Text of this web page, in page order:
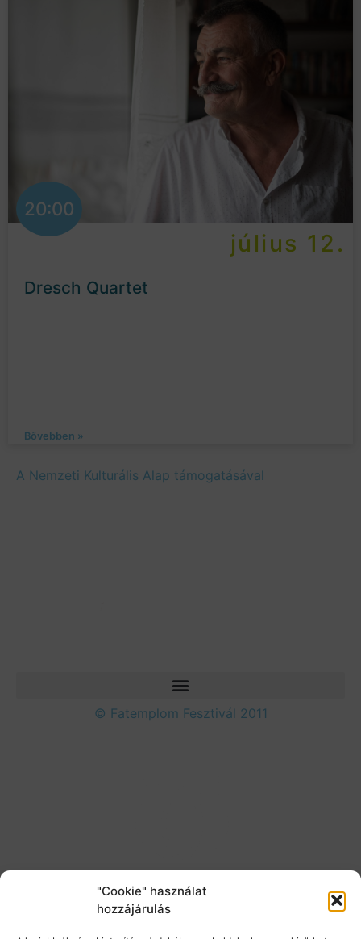
"Cookie" használat
hozzájárulás
20:00
július 12.
Dresch Quartet
Bővebben »
A Nemzeti Kulturális Alap támogatásával
© Fatemplom Fesztivál 2011